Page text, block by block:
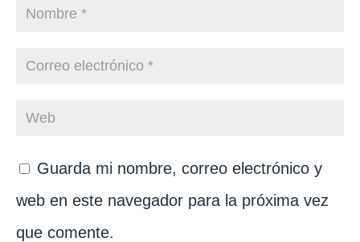
Guarda mi nombre, correo electrónico y
web en este navegador para la próxima vez
que comente.